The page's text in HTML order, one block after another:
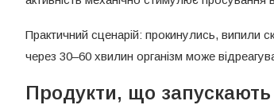
Практичний сценарій: прокинулись, випили
через 30–60 хвилин організм може
Продукти, що запускають